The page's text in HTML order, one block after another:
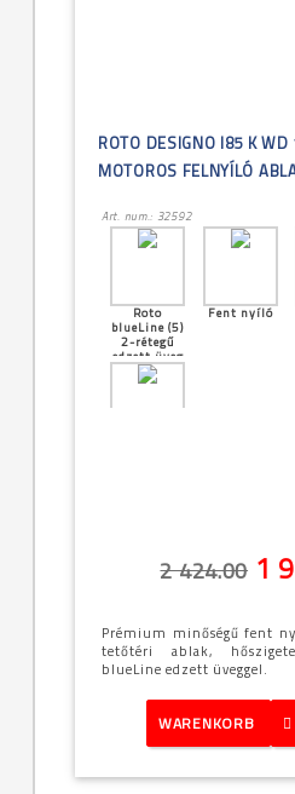
ROTO DESIGNO I85 K
MOTOROS FELNYÍLÓ
Art. num.: 32592
Roto
blueLine (5)
2-rétegű
edzett üveg
Fent nyíló
2 424.00 1
Prémium minőségű fent
tetőtéri ablak, hőszigeteléssel és 2-rétegű
blueLine edzett üveggel.
WARENKORB